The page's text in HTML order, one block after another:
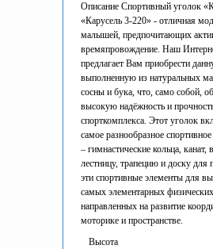
Описание Спортивный уголок
«Карусель 3-220» - отличная
малышей, предпочитающих
времяпровождение. Наш
предлагает Вам приобрести
выполненную из натуральных
сосны и бука, что, само собой,
высокую надёжность и
спорткомплекса. Этот уголок
самое разнообразное
– гимнастические кольца, канат,
лестницу, трапецию и доску для
эти спортивные элементы для
самых элементарных
направленных на развитие
моторике и пространстве.
Высота